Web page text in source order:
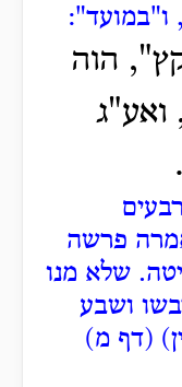
ו"במועד":
הוה
ואע"ג
פרשה
שלא מנו
ושבע
(דף מ)